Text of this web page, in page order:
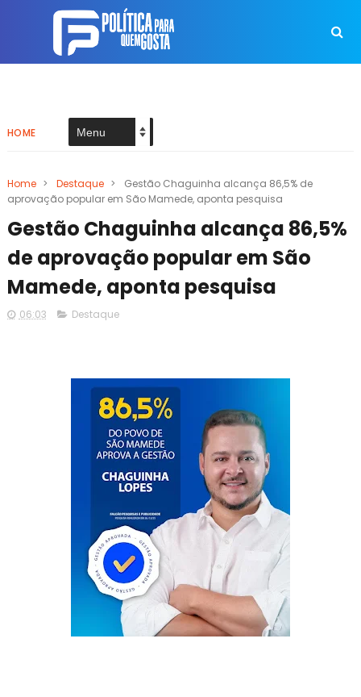
HOME
Home > Destaque >
Gestão Chaguinha alcança 86,5% de
aprovação popular em São Mamede, aponta pesquisa
Gestão Chaguinha alcança 86,5%
de aprovação popular em São
Mamede, aponta pesquisa
06:03 Destaque